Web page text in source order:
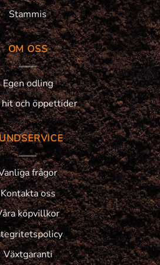
Stammis
OM OSS
Egen odling
och öppettider
frågor
Kontakta oss
köpvillkor
Växtgaranti